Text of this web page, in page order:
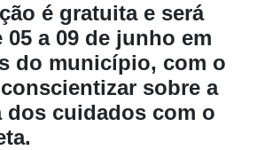
é gratuita e será
05 a 09 de junho em
do município, com o
sobre a
dos cuidados com o